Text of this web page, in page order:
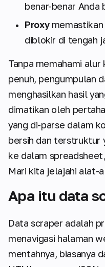
benar-benar Anda
Proxymemastikan
diblokir di tengah
Tanpa memahami alur
penuh, pengumpulan
menghasilkan hasil
dimatikan oleh
yang di-parse dalam
bersih dan terstruktur
ke dalam
Mari kita jelajahi alat-
Apa itu data
Data scraper adalah
menavigasi halaman
mentahnya, biasanya